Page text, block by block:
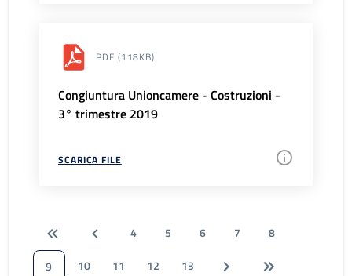
PDF (118KB)
Congiuntura Unioncamere - Costruzioni -
3° trimestre 2019
SCARICA FILE
4 5 6 7
8
9
10 11 12 13